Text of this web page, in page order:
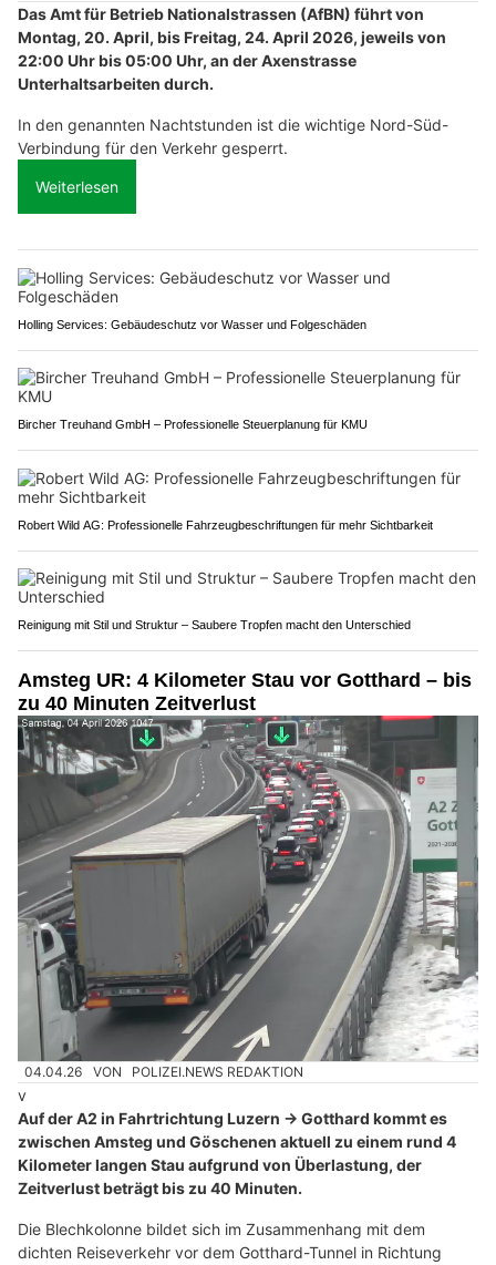
Das Amt für Betrieb Nationalstrassen (AfBN) führt von
Montag, 20. April, bis Freitag, 24. April 2026, jeweils von
22:00 Uhr bis 05:00 Uhr, an der Axenstrasse
Unterhaltsarbeiten durch.
In den genannten Nachtstunden ist die wichtige Nord-Süd-
Verbindung für den Verkehr gesperrt.
Weiterlesen
Holling Services: Gebäudeschutz vor Wasser und Folgeschäden
Bircher Treuhand GmbH – Professionelle Steuerplanung für KMU
Robert Wild AG: Professionelle Fahrzeugbeschriftungen für mehr Sichtbarkeit
Reinigung mit Stil und Struktur – Saubere Tropfen macht den Unterschied
Amsteg UR: 4 Kilometer Stau vor Gotthard – bis
zu 40 Minuten Zeitverlust
04.04.26 VON POLIZEI.NEWS REDAKTION
v
Auf der A2 in Fahrtrichtung Luzern → Gotthard kommt es
zwischen Amsteg und Göschenen aktuell zu einem rund 4
Kilometer langen Stau aufgrund von Überlastung, der
Zeitverlust beträgt bis zu 40 Minuten.
Die Blechkolonne bildet sich im Zusammenhang mit dem
dichten Reiseverkehr vor dem Gotthard-Tunnel in Richtung